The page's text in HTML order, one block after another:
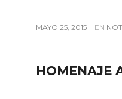
MAYO 25, 2015 EN
HOMENAJE